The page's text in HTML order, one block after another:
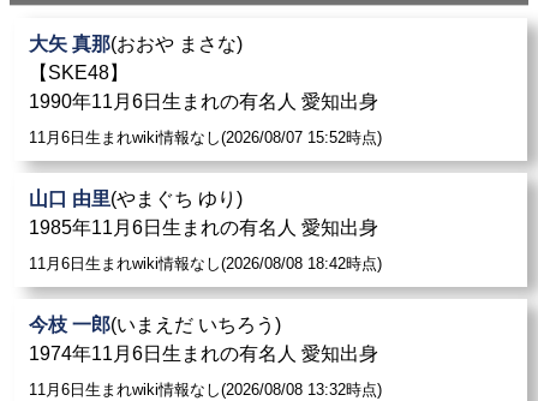
大矢 真那(おおや まさな)
【SKE48】
1990年11月6日生まれの有名人 愛知出身
11月6日生まれwiki情報なし(2026/08/07 15:52時点)
山口 由里(やまぐち ゆり)
1985年11月6日生まれの有名人 愛知出身
11月6日生まれwiki情報なし(2026/08/08 18:42時点)
今枝 一郎(いまえだ いちろう)
1974年11月6日生まれの有名人 愛知出身
11月6日生まれwiki情報なし(2026/08/08 13:32時点)